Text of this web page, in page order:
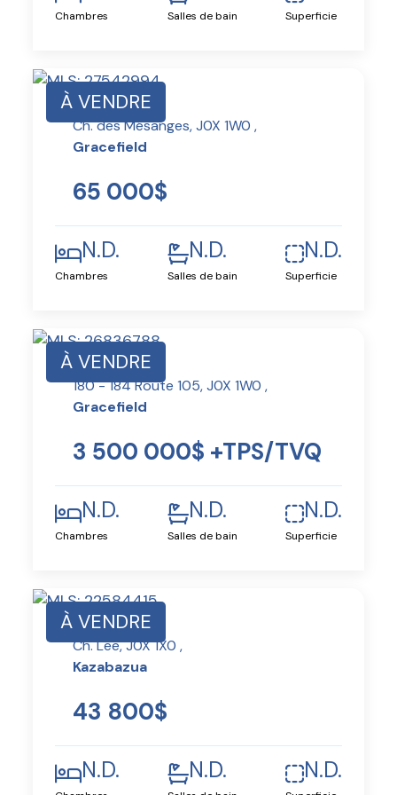
Chambres Salles de bain Superficie
À VENDRE
Ch. des Mésanges, J0X 1W0 ,
Gracefield
65 000$
N.D.
Chambres
N.D.
Salles de bain
N.D.
Superficie
À VENDRE
180 - 184 Route 105, J0X 1W0 ,
Gracefield
3 500 000$ +TPS/TVQ
N.D.
Chambres
N.D.
Salles de bain
N.D.
Superficie
À VENDRE
Ch. Lee, J0X 1X0 ,
Kazabazua
43 800$
N.D. N.D. N.D.